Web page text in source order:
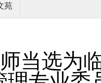
苑
当选为